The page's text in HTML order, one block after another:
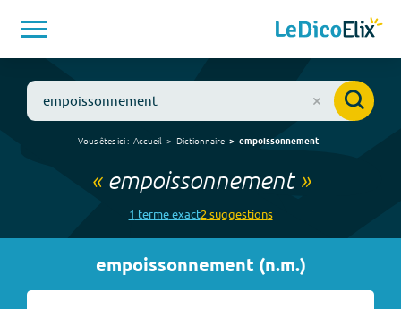
Vous êtes ici : Accueil Dictionnaire empoissonnement
« empoissonnement»
1 termeexact2 suggestions
empoissonnement(n.m.)